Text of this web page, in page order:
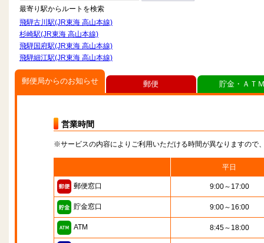
最寄り駅からルートを検索
飛騨古川駅(JR東海 高山本線)
杉崎駅(JR東海 高山本線)
飛騨国府駅(JR東海 高山本線)
飛騨細江駅(JR東海 高山本線)
郵便局からのお知らせ
営業時間
※サービスの内容によりご利用いただける時間が異なりますので
平日
郵便窓口 9:00～17:00
貯金窓口 9:00～16:00
ATM 8:45～18:00
郵便 貯金・ＡＴ